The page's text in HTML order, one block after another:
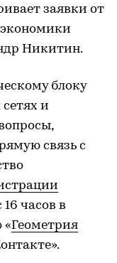
заявки от
Никитин.
блоку
и
связь с
часов в
«Геометрия